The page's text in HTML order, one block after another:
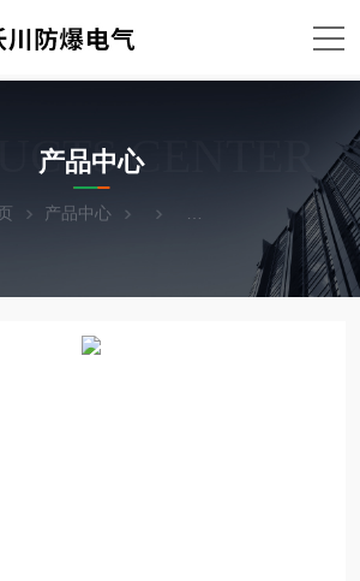
CENTER
产品中心
产品中心 防爆箱外壳（防爆箱体）